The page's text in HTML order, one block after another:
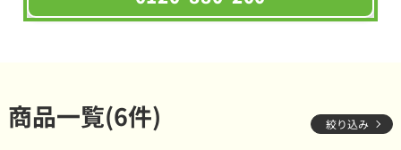
商品一覧(6件) 絞り込み